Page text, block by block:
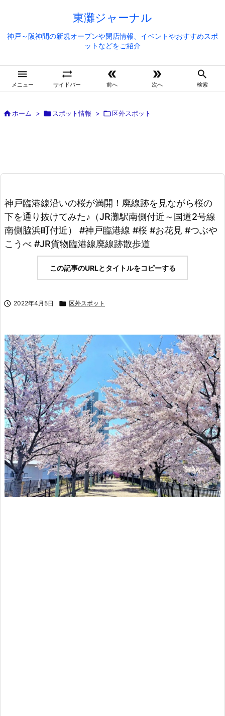
東灘ジャーナル
神戸～阪神間の新規オープンや閉店情報、イベントやおすすめスポ
ットなどをご紹介

メニュー

サイドバー

前へ

次へ

検索
ホーム >  スポット情報 > 区外スポット
神戸臨港線沿いの桜が満開！廃線跡を見ながら桜の
下を通り抜けてみた♪（JR灘駅南側付近～国道2号線
南側脇浜町付近） #神戸臨港線 #桜 #お花見 #つぶや
こうべ #JR貨物臨港線廃線跡散歩道
この記事のURLとタイトルをコピーする
 2022年4月5日  区外スポット